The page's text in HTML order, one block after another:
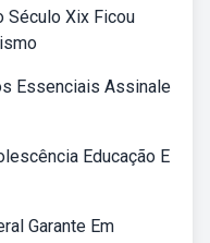
Século Xix Ficou
Essenciais Assinale
Educação E
Garante Em